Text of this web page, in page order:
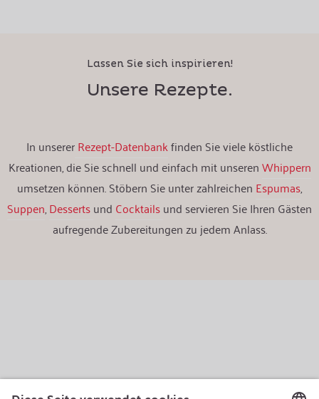
Lassen Sie sich inspirieren!
Unsere Rezepte.
In unsererRezept-Datenbankfinden Sie viele köstliche
Kreationen, die Sie schnell und einfach mit unserenWhippern
umsetzen können. Stöbern Sie unter zahlreichen Espumas,
Suppen,Dessertsund Cocktailsund servieren Sie Ihren Gästen
aufregende Zubereitungen zu jedem Anlass.